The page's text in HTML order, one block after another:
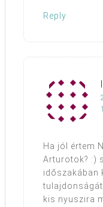
Reply
Ha jól értem
Arturotok? :)
időszakában
kis nyuszira